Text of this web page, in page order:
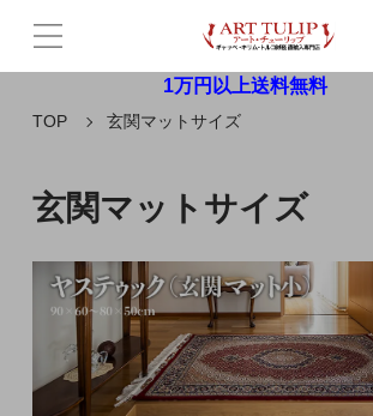
1万円以上送料無料
TOP 玄関マットサイズ
玄関マットサイズ